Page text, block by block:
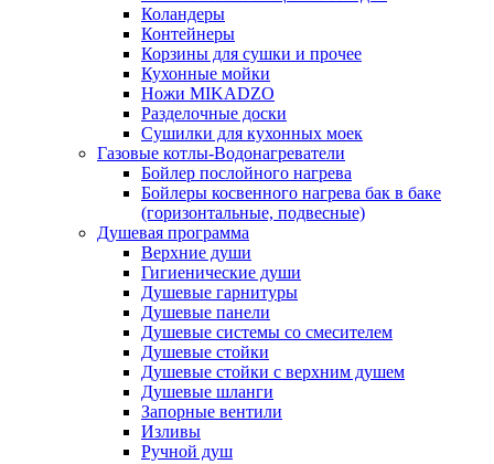
Коландеры
Контейнеры
Корзины для сушки и прочее
Кухонные мойки
Ножи MIKADZO
Разделочные доски
Сушилки для кухонных моек
Газовые котлы-Водонагреватели
Бойлер послойного нагрева
Бойлеры косвенного нагрева бак в баке
(горизонтальные, подвесные)
Душевая программа
Верхние души
Гигиенические души
Душевые гарнитуры
Душевые панели
Душевые системы со смесителем
Душевые стойки
Душевые стойки с верхним душем
Душевые шланги
Запорные вентили
Изливы
Ручной душ